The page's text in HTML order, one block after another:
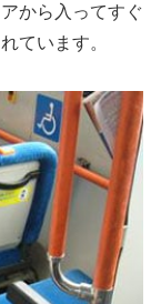
から入ってすぐ
ています。